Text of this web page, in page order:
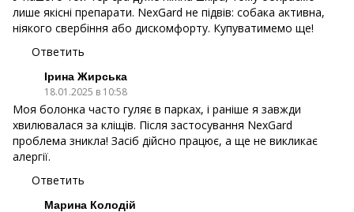
лише якісні препарати. NexGard не підвів: собака активна,
ніякого свербіння або дискомфорту. Купуватимемо ще!
Ответить
Ірина Жирська
18.01.2025 в 10:58
Моя болонка часто гуляє в парках, і раніше я завжди
хвилювалася за кліщів. Після застосування NexGard
проблема зникла! Засіб дійсно працює, а ще не викликає
алергії.
Ответить
Марина Колодій